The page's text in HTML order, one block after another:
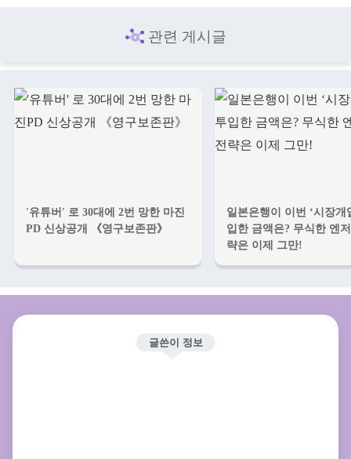
관련 게시글
'유튜버' 로 30대에 2번 망한 마진
PD 신상공개 《영구보존판》
일본은행이 이번 ‘시장개
입한 금액은? 무식한 엔
략은 이제 그만!
글쓴이 정보